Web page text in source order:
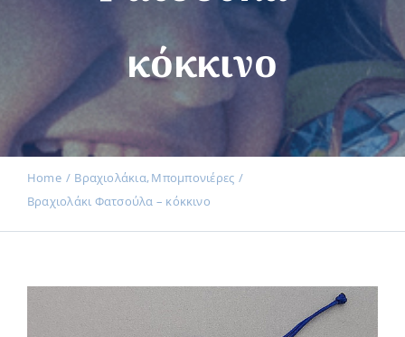
Εκδηλώσεις
Νέα
Επικοινωνία
κόκκινο
Home Βραχιολάκια Μπομπονιέρες
Βραχιολάκι Φατσούλα – κόκκινο